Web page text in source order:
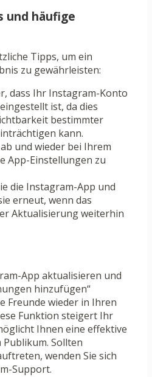
und häufige
Tipps, um ein
zu gewährleisten:
dass Ihr Instagram-Konto
ist, da dies
bestimmter
kann.
und wieder bei Ihrem
App-Einstellungen zu
die Instagram-App und
erneut, wenn das
Aktualisierung weiterhin
App aktualisieren und
hinzufügen“
Freunde wieder in Ihren
Funktion steigert Ihr
Ihnen eine effektive
Sollten
wenden Sie sich
Support.